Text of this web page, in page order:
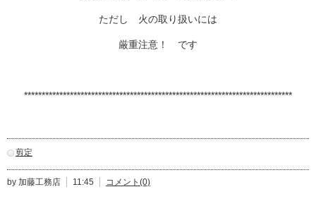
ただし 火の取り扱いには
厳重注意！ です
****************************************************************************
剪定
by 加藤工務店 11:45 コメント(0)